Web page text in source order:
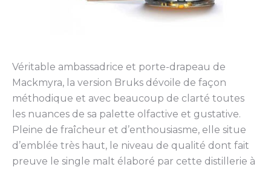
Véritable ambassadrice et porte-drapeau de
Mackmyra, la version Bruks dévoile de façon
méthodique et avec beaucoup de clarté toutes
les nuances de sa palette olfactive et gustative.
Pleine de fraîcheur et d’enthousiasme, elle situe
d’emblée très haut, le niveau de qualité dont fait
preuve le single malt élaboré par cette distillerie à